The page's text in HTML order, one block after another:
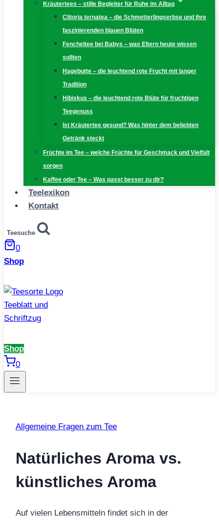
Kräutertees – stille Begleiter für Ruhe im Alltag
Clitoria ternatea – die Schmetterlingserbse und ihre
faszinierenden blauen Blüten
Fencheltee bei Babys – was Eltern heute wissen
sollten
Hagebutte – die leuchtend rote Frucht mit langer
Tradition
Hibiskus – die leuchtend rote Blüte für fruchtigen
Teegenuss
Ist Kräutertee gesund? Was hinter dem beliebten
Getränk steckt
Früchte im Tee – welche Früchte für Geschmack und Vielfalt
sorgen
Kaffee oder Tee – Was passt besser zu dir?
Teelexikon
Kontakt
Teesuche
0
Shop
Shop
0
Allgemeine Fragen zum Tee
Natürliches Aroma vs.
künstliches Aroma
Auf vielen Lebensmitteln findet sich in der